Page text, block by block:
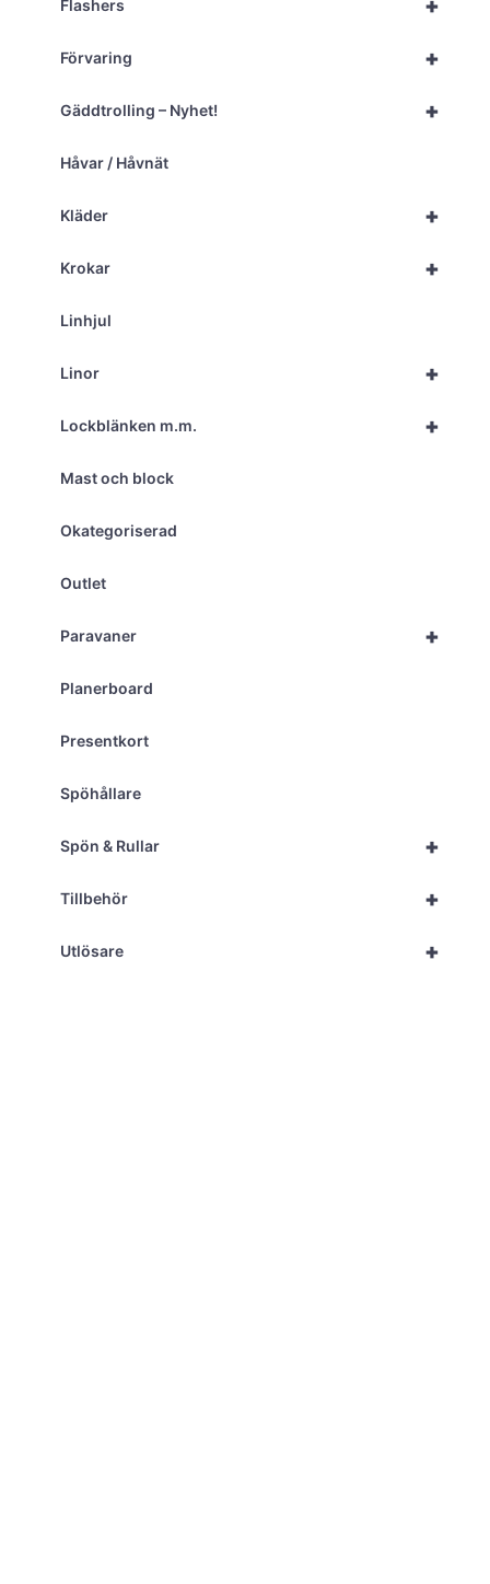
+
Flashers
+
Förvaring
+
Gäddtrolling – Nyhet!
Håvar / Håvnät
+
Kläder
+
Krokar
Linhjul
+
Linor
+
Lockblänken m.m.
Mast och block
Okategoriserad
Outlet
+
Paravaner
Planerboard
Presentkort
Spöhållare
+
Spön & Rullar
+
Tillbehör
+
Utlösare